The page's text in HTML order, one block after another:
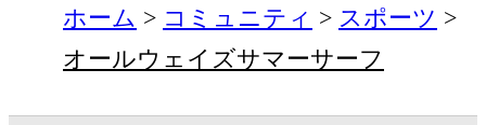
ホーム コミュニティ
スポーツ
オールウェイズサマーサーフ